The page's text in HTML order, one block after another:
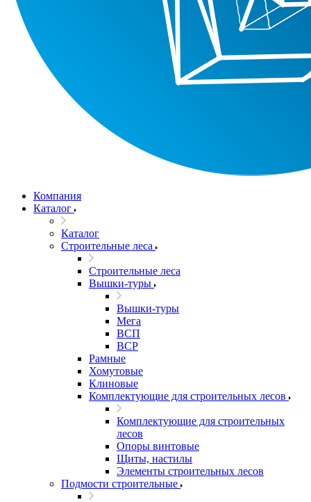
Компания
Каталог
Каталог
Строительные леса
Строительные леса
Вышки-туры
Вышки-туры
Мега
ВСП
ВСР
Рамные
Хомутовые
Клиновые
Комплектующие для строительных лесов
Комплектующие для строительных
лесов
Опоры винтовые
Щиты, настилы
Элементы строительных лесов
Подмости строительные